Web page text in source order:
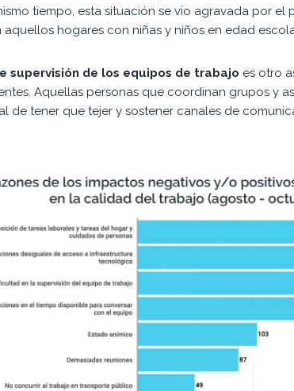
tiempo, esta situación se vio agravada por el
hogares con niñas y niños en edad
supervisión de los equipos de trabajo es otro
Aquellas personas que coordinan grupos y
de tener que tejer y sostener canales de